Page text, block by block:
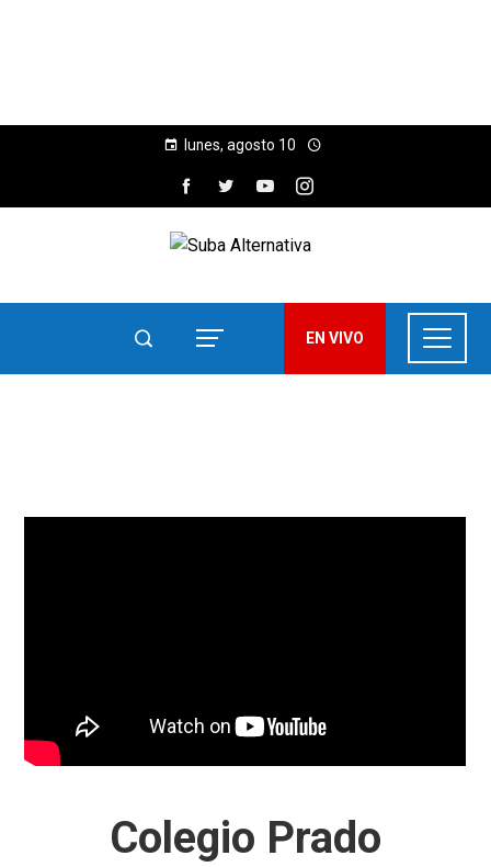
lunes, agosto 10
EN VIVO
Colegio Prado